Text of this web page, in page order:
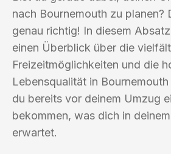
nach Bournemouth zu planen?
genau richtig! In diesem
einen Überblick über die
Freizeitmöglichkeiten und die
Lebensqualität in
du bereits vor deinem Umzug
bekommen, was dich in
erwartet.